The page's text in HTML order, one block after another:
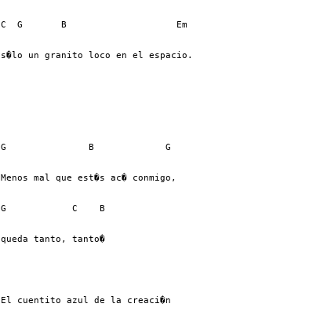
C  G       B                    Em
s�lo un granito loco en el espacio.
G               B             G
Menos mal que est�s ac� conmigo,
G            C    B
queda tanto, tanto�
El cuentito azul de la creaci�n